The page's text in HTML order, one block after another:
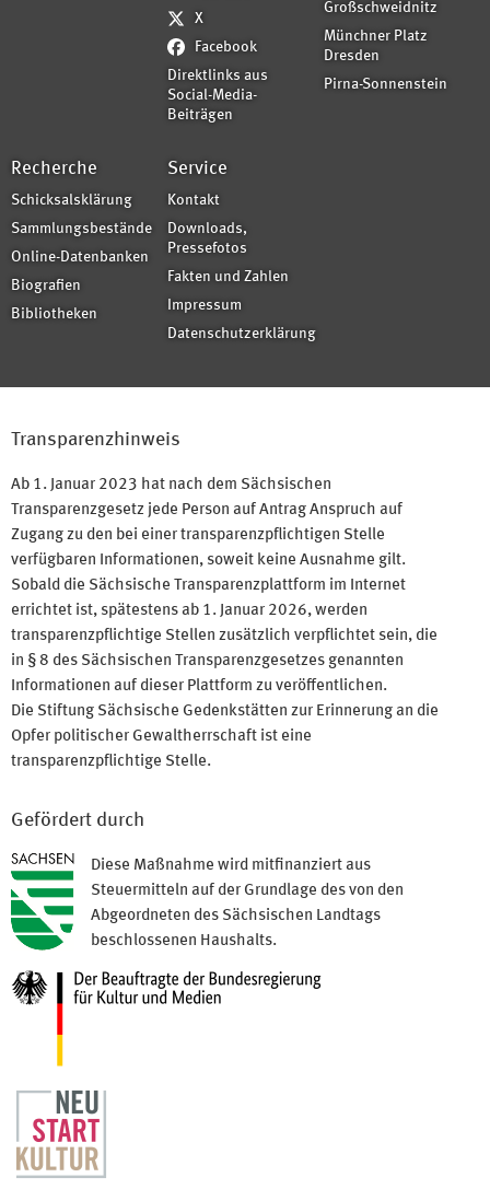
X
Facebook
Direktlinks aus
Social-Media-
Beiträgen
Großschweidnitz
Münchner Platz
Dresden
Pirna-Sonnenstein
Recherche
Schicksalsklärung
Sammlungsbestände
Online-Datenbanken
Biografien
Bibliotheken
Service
Kontakt
Downloads,
Pressefotos
Fakten und Zahlen
Impressum
Datenschutzerklärung
Transparenzhinweis
Ab 1. Januar 2023 hat nach dem Sächsischen
Transparenzgesetz jede Person auf Antrag Anspruch auf
Zugang zu den bei einer transparenzpflichtigen Stelle
verfügbaren Informationen, soweit keine Ausnahme gilt.
Sobald die Sächsische Transparenzplattform im Internet
errichtet ist, spätestens ab 1. Januar 2026, werden
transparenzpflichtige Stellen zusätzlich verpflichtet sein, die
in § 8 des Sächsischen Transparenzgesetzes genannten
Informationen auf dieser Plattform zu veröffentlichen.
Die Stiftung Sächsische Gedenkstätten zur Erinnerung an die
Opfer politischer Gewaltherrschaft ist eine
transparenzpflichtige Stelle.
Gefördert durch
Diese Maßnahme wird mitfinanziert aus
Steuermitteln auf der Grundlage des von den
Abgeordneten des Sächsischen Landtags
beschlossenen Haushalts.